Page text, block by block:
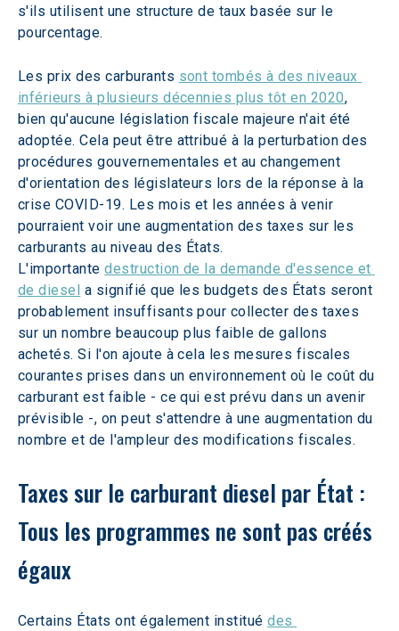
s'ils utilisent une structure de taux basée sur le
pourcentage.
Les prix des carburants sont tombés à des niveaux
inférieurs à plusieurs décennies plus tôt en 2020,
bien qu'aucune législation fiscale majeure n'ait été
adoptée. Cela peut être attribué à la perturbation des
procédures gouvernementales et au changement
d'orientation des législateurs lors de la réponse à la
crise COVID-19. Les mois et les années à venir
pourraient voir une augmentation des taxes sur les
carburants au niveau des États.
L'importante destruction de la demande d'essence et
de diesel a signifié que les budgets des États seront
probablement insuffisants pour collecter des taxes
sur un nombre beaucoup plus faible de gallons
achetés. Si l'on ajoute à cela les mesures fiscales
courantes prises dans un environnement où le coût du
carburant est faible - ce qui est prévu dans un avenir
prévisible -, on peut s'attendre à une augmentation du
nombre et de l'ampleur des modifications fiscales.
Taxes sur le carburant diesel par État :
Tous les programmes ne sont pas créés
égaux
Certains États ont également institué des